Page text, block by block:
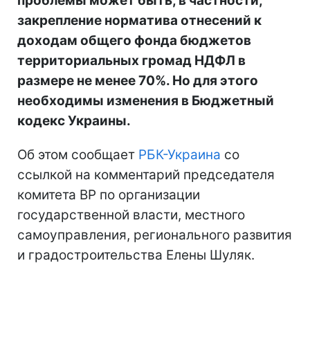
закрепление норматива отнесений к
доходам общего фонда бюджетов
территориальных громад НДФЛ в
размере не менее 70%. Но для этого
необходимы изменения в Бюджетный
кодекс Украины.
Об этом сообщает РБК-Украина со
ссылкой на комментарий председателя
комитета ВР по организации
государственной власти, местного
самоуправления, регионального развития
и градостроительства Елены Шуляк.